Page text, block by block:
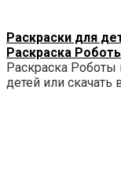
Раскраски для
Раскраска
Раскраска Роботы
детей или скачать